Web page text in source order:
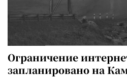
Ограничение
запланировано на